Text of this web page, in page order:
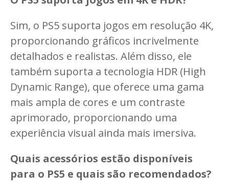
Sim, o PS5 suporta jogos em resolução 4K,
proporcionando gráficos incrivelmente
detalhados e realistas. Além disso, ele
também suporta a tecnologia HDR (High
Dynamic Range), que oferece uma gama
mais ampla de cores e um contraste
aprimorado, proporcionando uma
experiência visual ainda mais imersiva.
Quais acessórios estão disponíveis
para o PS5 e quais são recomendados?